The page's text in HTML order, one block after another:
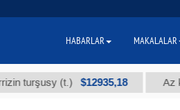
turşusy (t.) $12935,18 Az
HABARLAR MAKALALAR